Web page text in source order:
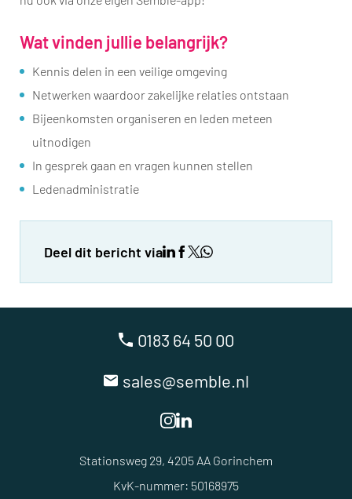
Wat vinden jullie belangrijk?
​Kennis delen in een veilige omgeving
Netwerken waardoor zakelijke relaties ontstaan
Bijeenkomsten organiseren en leden meteen
uitnodigen
In gesprek gaan en vragen kunnen stellen
Ledenadministratie
Deel dit bericht via
0183 64 50 00
sales@semble.nl
Stationsweg 29, 4205 AA Gorinchem
KvK-nummer: 50168975